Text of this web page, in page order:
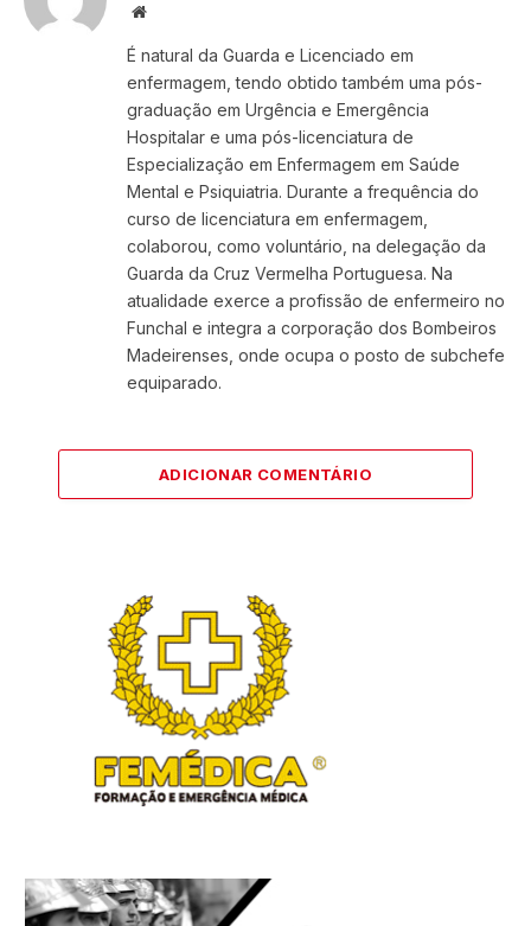
Website
É natural da Guarda e Licenciado em
enfermagem, tendo obtido também uma pós-
graduação em Urgência e Emergência
Hospitalar e uma pós-licenciatura de
Especialização em Enfermagem em Saúde
Mental e Psiquiatria. Durante a frequência do
curso de licenciatura em enfermagem,
colaborou, como voluntário, na delegação da
Guarda da Cruz Vermelha Portuguesa. Na
atualidade exerce a profissão de enfermeiro no
Funchal e integra a corporação dos Bombeiros
Madeirenses, onde ocupa o posto de subchefe
equiparado.
ADICIONAR COMENTÁRIO